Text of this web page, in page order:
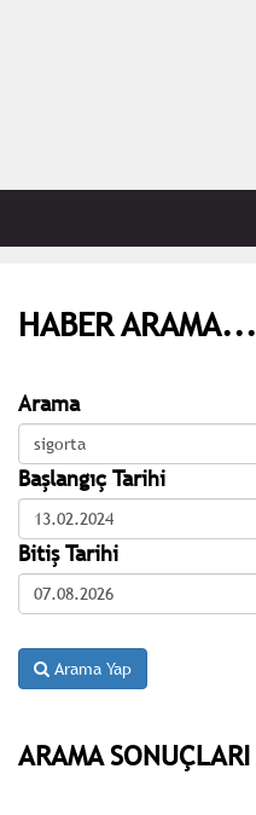
HABER ARAMA...
Arama
Başlangıç Tarihi
Bitiş Tarihi
Arama Yap
ARAMA SONUÇLARI